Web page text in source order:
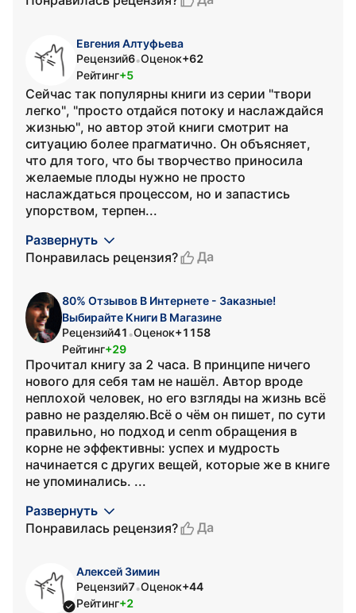
Евгения Алтуфьева
Рецензий6•Оценок+62
Рейтинг+5
Сейчас так популярны книги из серии "твори
легко", "просто отдайся потоку и наслаждайся
жизнью", но автор этой книги смотрит на
ситуацию более прагматично. Он объясняет,
что для того, что бы творчество приносила
желаемые плоды нужно не просто
наслаждаться процессом, но и запастись
упорством, терпен...
Развернуть
Понравилась рецензия?
Да
80% Отзывов В Интернете - Заказные!
Выбирайте Книги В Магазине
Рецензий41 •Оценок+1158
Рейтинг+29
Прочитал книгу за 2 часа. В принципе ничего
нового для себя там не нашёл. Автор вроде
неплохой человек, но его взгляды на жизнь всё
равно не разделяю.Всё о чём он пишет, по сути
правильно, но подход и cenm обращения в
корне не эффективны: успех и мудрость
начинается с других вещей, которые же в книге
не упоминались. ...
Развернуть
Понравилась рецензия?
Да
Алексей Зимин
Рецензий7•Оценок+44
Рейтинг+2